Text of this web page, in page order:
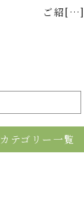
ご紹[…]
カテゴリー一覧